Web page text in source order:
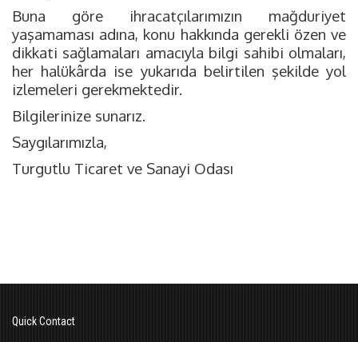
Buna göre ihracatçılarımızın mağduriyet
yaşamaması adına, konu hakkında gerekli özen ve
dikkati sağlamaları amacıyla bilgi sahibi olmaları,
her halükârda ise yukarıda belirtilen şekilde yol
izlemeleri gerekmektedir.
Bilgilerinize sunarız.
Saygılarımızla,
Turgutlu Ticaret ve Sanayi Odası
Quick Contact